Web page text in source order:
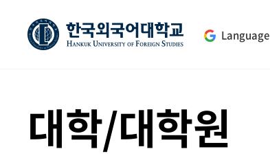
Language
대학/대학원